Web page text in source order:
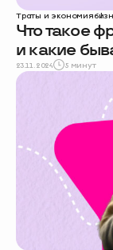
Траты и экономия
Что такое
и какие
23.11.2024 5 минут